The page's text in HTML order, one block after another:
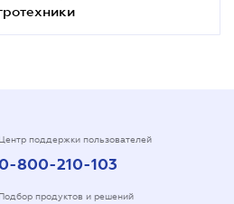
Центр поддержки пользователей
0-800-210-103
Подбор продуктов и решений